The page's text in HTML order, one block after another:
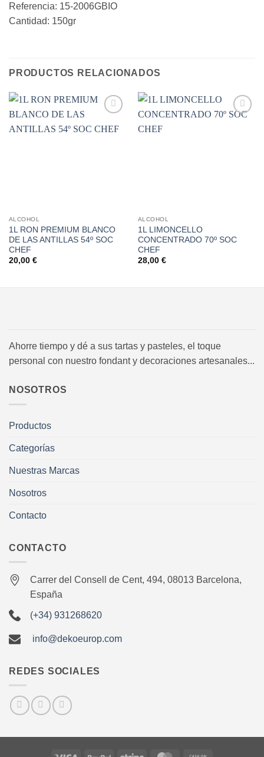
Referencia: 15-2006GBIO
Cantidad: 150gr
PRODUCTOS RELACIONADOS
a la
ALCOHOL
1L RON PREMIUM BLANCO
DE LAS ANTILLAS 54º SOC
CHEF
20,00 €
ALCOHOL
1L LIMONCELLO
CONCENTRADO 70º SOC
CHEF
28,00 €
Ahorre tiempo y dé a sus tartas y pasteles, el toque
personal con nuestro fondant y decoraciones artesanales...
NOSOTROS
Productos
Categorías
Nuestras Marcas
Nosotros
Contacto
CONTACTO
Carrer del Consell de Cent, 494, 08013 Barcelona,
España
(+34) 931268620
info@dekoeurop.com
REDES SOCIALES